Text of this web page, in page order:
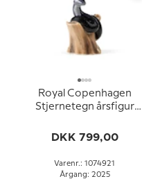
Royal Copenhagen
Stjernetegn årsfigur
DKK 799,00
Varenr.: 1074921
Årgang: 2025